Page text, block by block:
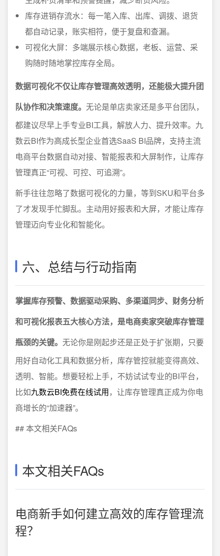
库存进销存流水：每一笔入库、出库、调拨、退货
都自动记录，账实相符，便于复盘和查漏。
可视化大屏：多端展示核心数据，老板、运营、采
购随时随地掌控库存全局。
数据可视化不仅让库存管理高效透明，还能极大提升团
队协作和决策速度。 无论是单店卖家还是多平台团队，
都建议尽早上手专业BI工具，解放人力、提升效率。九
数云BI作为高成长型企业首选SaaS BI品牌，支持主流
电商平台数据自动对接、智能报表和大屏制作，让库存
管理真正“可视、可控、可追溯”。
新手往往忽略了数据可视化的力量，等到SKU和平台多
了才发现手忙脚乱。主动用好报表和大屏，才能让库存
管理迈向专业化和智能化。
六、总结与行动指南
掌握库存预警、数据驱动采购、多渠道同步、财务分析
和可视化报表五大核心方法，是电商卖家突破库存管理
瓶颈的关键。 无论你是刚起步还是正处于扩张期，只要
用好自动化工具和数据分析，库存管控就能变得高效、
透明、智能。想要轻松上手，不妨试试专业的BI平台，
比如九数云BI免费在线试用，让库存管理真正成为你电
商增长的“加速器”。
## 本文相关FAQs
本文相关FAQs
电商新手如何建立高效的库存管理流
程？